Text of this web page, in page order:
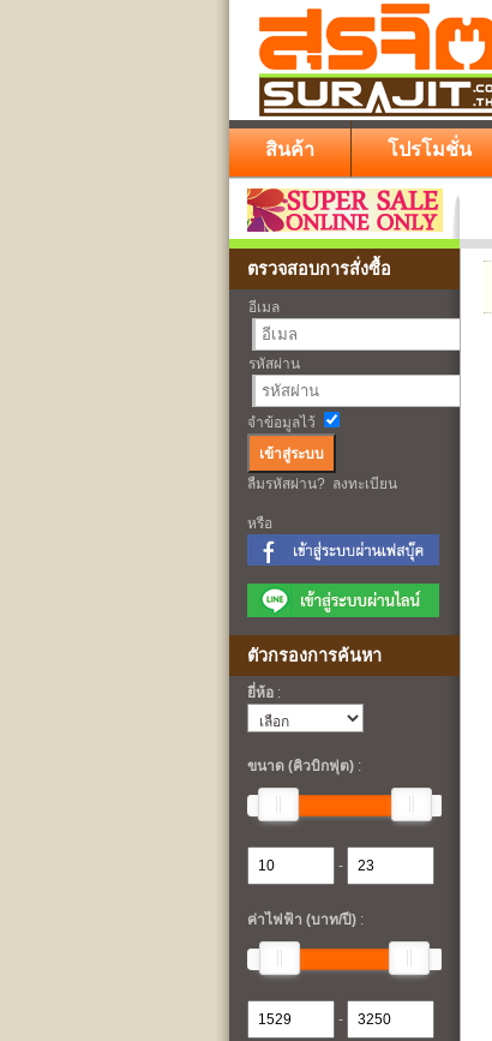
สินค้า โปรโมชั่น
ตรวจสอบการสั่งซื้อ
อีเมล
รหัสผ่าน
จำข้อมูลไว้
ลืมรหัสผ่าน? ลงทะเบียน
หรือ
ตัวกรองการค้นหา
ยี่ห้อ :
ขนาด (คิวบิกฟุต) :
-
ค่าไฟฟ้า (บาท/ปี) :
-